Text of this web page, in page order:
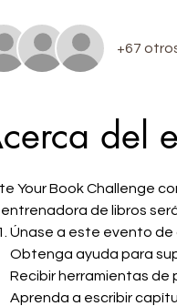
+67
del
Your Book Challenge
1. Únase a este evento
Obtenga ayuda para
Recibir herramientas de
Aprenda a escribir